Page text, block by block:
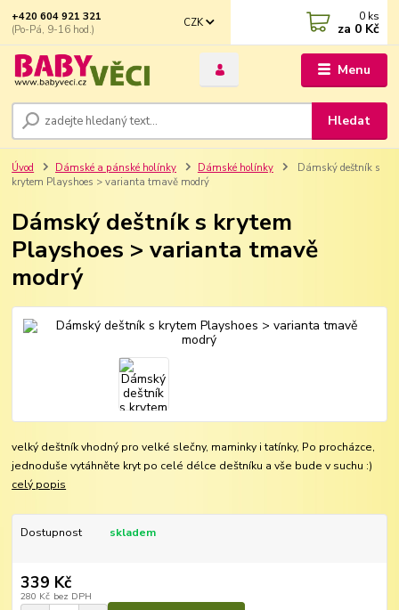
Menu
CZK
Hledat
+420 604 921 321
(Po-Pá, 9-16 hod.)
0 ks
za 0 Kč
Úvod Dámské a pánské holínky Dámské holínky
Dámský deštník s
krytem Playshoes > varianta tmavě modrý
Dámský deštník s krytem
Playshoes > varianta tmavě
modrý
velký deštník vhodný pro velké slečny, maminky i tatínky, Po procházce,
jednoduše vytáhněte kryt po celé délce deštníku a vše bude v suchu :)
celý popis
Dostupnost skladem
339 Kč
280 Kč bez DPH